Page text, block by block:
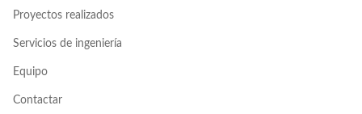
Proyectos realizados
Servicios de ingeniería
Equipo
Contactar